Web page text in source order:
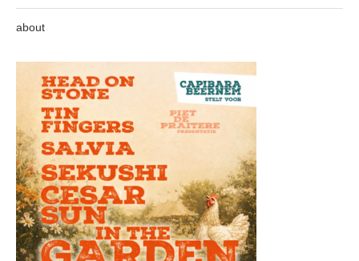
about